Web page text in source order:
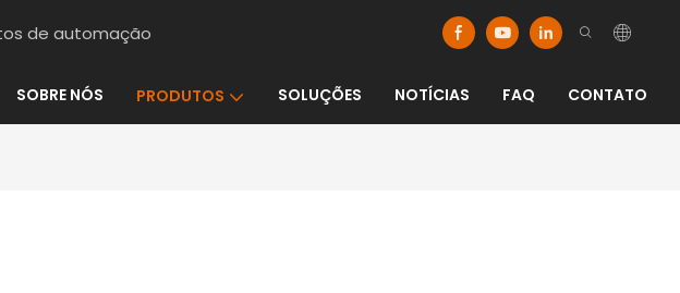
de automação
SOBRE NÓS PRODUTOS SOLUÇÕES NOTÍCIAS FAQ CONTATO